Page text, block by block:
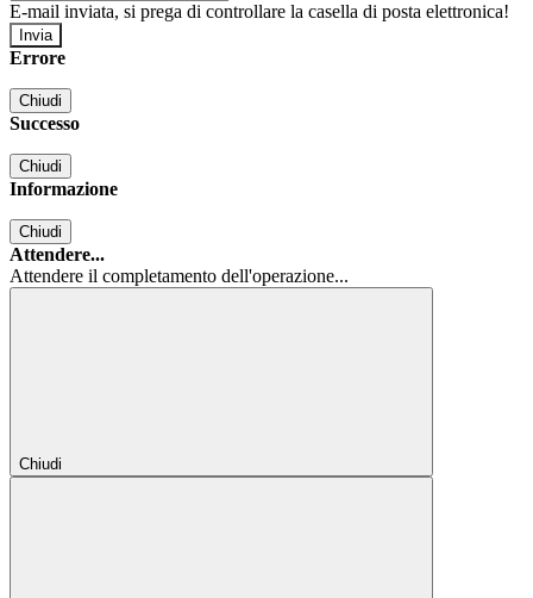
E-mail inviata, si prega di controllare la casella di posta elettronica!
Errore
Chiudi
Successo
Chiudi
Informazione
Chiudi
Attendere...
Attendere il completamento dell'operazione...
Chiudi